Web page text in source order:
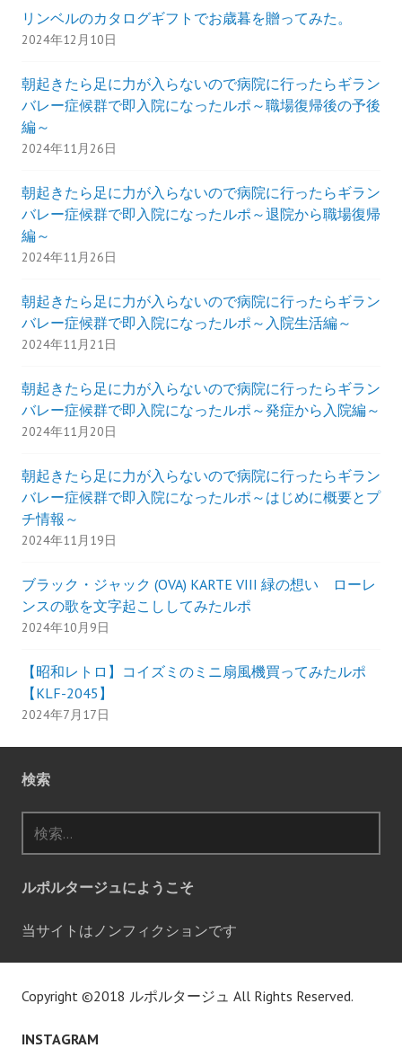
リンベルのカタログギフトでお歳暮を贈ってみた。
2024年12月10日
朝起きたら足に力が入らないので病院に行ったらギラン
バレー症候群で即入院になったルポ～職場復帰後の予後
編～
2024年11月26日
朝起きたら足に力が入らないので病院に行ったらギラン
バレー症候群で即入院になったルポ～退院から職場復帰
編～
2024年11月26日
朝起きたら足に力が入らないので病院に行ったらギラン
バレー症候群で即入院になったルポ～入院生活編～
2024年11月21日
朝起きたら足に力が入らないので病院に行ったらギラン
バレー症候群で即入院になったルポ～発症から入院編～
2024年11月20日
朝起きたら足に力が入らないので病院に行ったらギラン
バレー症候群で即入院になったルポ～はじめに概要とプ
チ情報～
2024年11月19日
ブラック・ジャック (OVA) KARTE VIII 緑の想い ローレ
ンスの歌を文字起こししてみたルポ
2024年10月9日
【昭和レトロ】コイズミのミニ扇風機買ってみたルポ
【KLF-2045】
2024年7月17日
検索
索:
ルポルタージュにようこそ
当サイトはノンフィクションです
Copyright ©2018 ルポルタージュ All Rights Reserved.
INSTAGRAM